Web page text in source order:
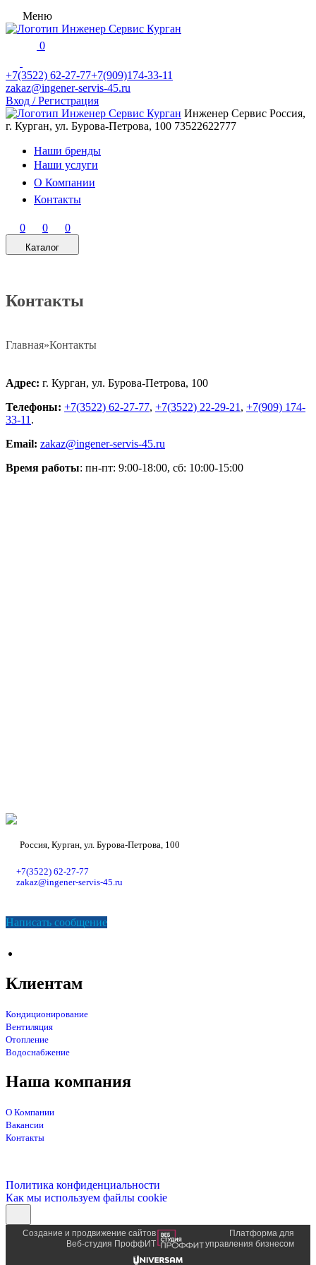
Меню
0
+7(3522) 62-27-77+7(909)174-33-11
zakaz@ingener-servis-45.ru
Вход / Регистрация
Инженер Сервис Россия,
г. Курган, ул. Бурова-Петрова, 100 73522622777
Наши бренды
Наши услуги
О Компании
Контакты
0 0 0
Каталог
Контакты
Главная»Контакты
Адрес: г. Курган, ул. Бурова-Петрова, 100
Телефоны: +7(3522) 62-27-77, +7(3522) 22-29-21 , +7(909) 174-
33-11 .
Email: zakaz@ingener-servis-45.ru
Время работы: пн-пт: 9:00-18:00, сб: 10:00-15:00
Россия, Курган, ул. Бурова-Петрова, 100
+7(3522) 62-27-77
zakaz@ingener-servis-45.ru
Написать сообщение
Клиентам
Кондиционирование
Вентиляция
Отопление
Водоснабжение
Наша компания
О Компании
Вакансии
Контакты
Политика конфиденциальности
Как мы используем файлы cookie
Создание и продвижение сайтов
Веб-студия ПроффИТ
Платформа для
управления бизнесом